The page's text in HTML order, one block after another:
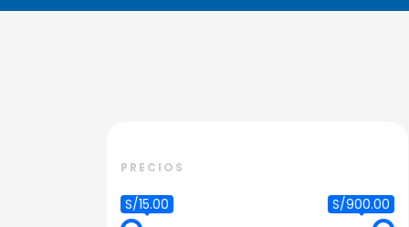
PRECIOS
S/15.00 S/900.00